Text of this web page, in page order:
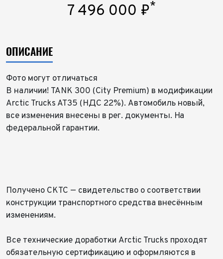
7 496 000 ₽*
ОПИСАНИЕ
Фото могут отличаться
В наличии! TANK 300 (City Premium) в модификации
Arctic Trucks AT35 (НДС 22%). Автомобиль новый,
все изменения внесены в рег. документы. На
федеральной гарантии.
Получено СКТС — свидетельство о соответствии
конструкции транспортного средства внесённым
изменениям.
Все технические доработки Arctic Trucks проходят
обязательную сертификацию и оформляются в